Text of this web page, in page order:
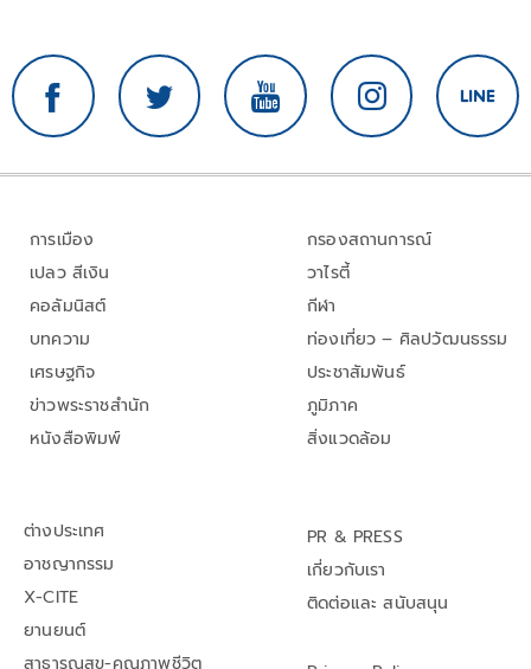
การเมือง
เปลว สีเงิน
คอลัมนิสต์
บทความ
เศรษฐกิจ
ข่าวพระราชสำนัก
หนังสือพิมพ์
กรองสถานการณ์
วาไรตี้
กีฬา
ท่องเที่ยว – ศิลปวัฒนธรรม
ประชาสัมพันธ์
ภูมิภาค
สิ่งแวดล้อม
ต่างประเทศ
อาชญากรรม
X-CITE
ยานยนต์
สาธารณสุข-คุณภาพชีวิต
PR & PRESS
เกี่ยวกับเรา
ติดต่อและ สนับสนุน